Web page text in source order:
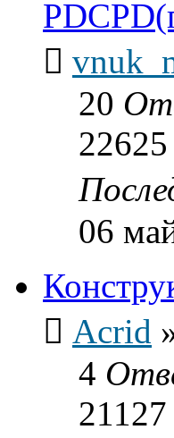
20
22625
06
Acrid
4
21127